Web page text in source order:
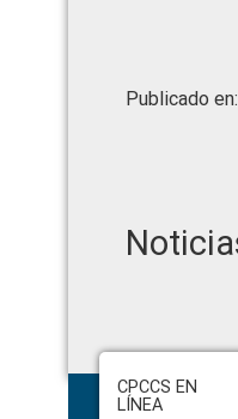
Publicado en:
Footer
CPCCS EN
LÍNEA